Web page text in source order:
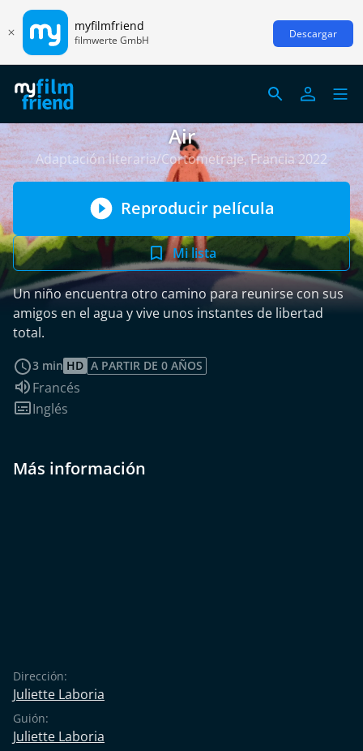
myfilmfriend
filmwerte GmbH Descargar
Air
Adaptación literaria/Cortometraje, Francia 2022
Reproducir película
Mi lista
Un niño encuentra otro camino para reunirse con sus
amigos en el agua y vive unos instantes de libertad
total.
3 min HD A PARTIR DE 0 AÑOS
Idioma de audio:
Francés
Subtítulos:
Inglés
Más información
Dirección:
Juliette Laboria
Guión:
Juliette Laboria